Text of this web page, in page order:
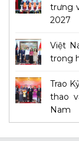
trưng
2027
Việt
trong
Trao
thao
Nam